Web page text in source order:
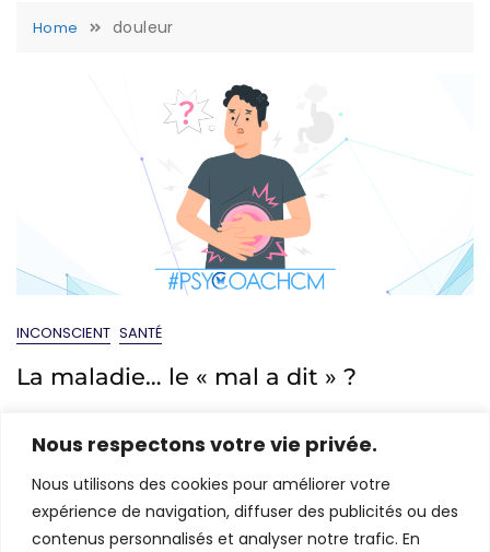
Nous respectons votre vie privée.
Nous utilisons des cookies pour améliorer votre
expérience de navigation, diffuser des publicités ou des
contenus personnalisés et analyser notre trafic. En
Home douleur
INCONSCIENT SANTÉ
La maladie… le « mal a dit » ?
Vous avez sans doute entendu parler au moins une fois
des « psycho-somatisations ». Une douleur qui arrive de
nulle part… « C’est psychologique ! » ou « C’est le